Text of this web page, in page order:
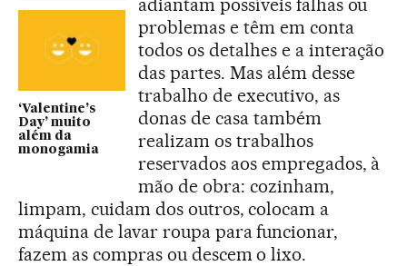
‘Valentine’s
Day’ muito
além da
monogamia
adiantam possíveis falhas ou
problemas e têm em conta
todos os detalhes e a interação
das partes. Mas além desse
trabalho de executivo, as
donas de casa também
realizam os trabalhos
reservados aos empregados, à
mão de obra: cozinham,
limpam, cuidam dos outros, colocam a
máquina de lavar roupa para funcionar,
fazem as compras ou descem o lixo.